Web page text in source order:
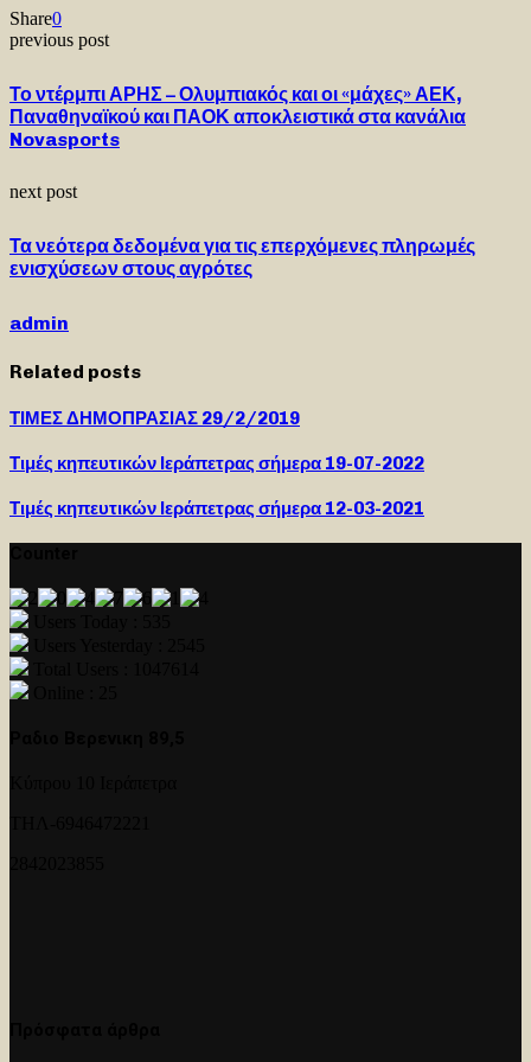
Share0
previous post
Το ντέρμπι ΑΡΗΣ – Ολυμπιακός και οι «μάχες» ΑΕΚ,
Παναθηναϊκού και ΠΑΟΚ αποκλειστικά στα κανάλια
Novasports
next post
Τα νεότερα δεδομένα για τις επερχόμενες πληρωμές
ενισχύσεων στους αγρότες
admin
Related posts
ΤΙΜΕΣ ΔΗΜΟΠΡΑΣΙΑΣ 29/2/2019
Τιμές κηπευτικών Ιεράπετρας σήμερα 19-07-2022
Τιμές κηπευτικών Ιεράπετρας σήμερα 12-03-2021